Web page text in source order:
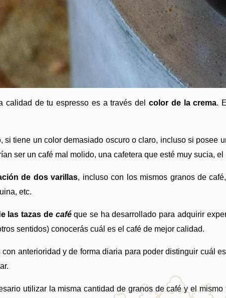
calidad de tu espresso es a través del color de la crema.
si tiene un color demasiado oscuro o claro, incluso si posee
ser un café mal molido, una cafetera que esté muy sucia,
de dos varillas, incluso con los mismos granos de
etc.
las tazas de café que se ha desarrollado para adquirir
sentidos) conocerás cuál es el café de mejor calidad.
anterioridad y de forma diaria para poder distinguir cuál
utilizar la misma cantidad de granos de café y el